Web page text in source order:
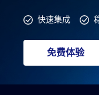
快速集成
免费体验